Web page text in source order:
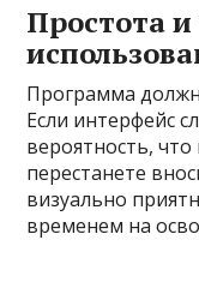
Простота и
Программа
Если интерфейс
вероятность,
перестанете
визуально
временем на